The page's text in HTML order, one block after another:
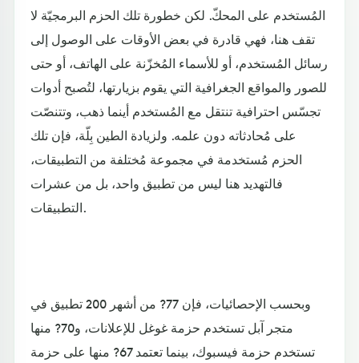
المُستخدم على المحكّ. لكن خطورة تلك الحزم البرمجيّة لا
تقف هنا، فهي قادرة في بعض الأوقات على الوصول إلى
رسائل المُستخدم، أو للأسماء المُخزّنة على الهاتف، أو حتى
للصور والمواقع الجغرافية التي يقوم بزيارتها، لتُصبح أدوات
تجسّس احترافية تنتقل مع المُستخدم أينما ذهب، وتتنصّت
على مُحادثاته دون علمه. ولزيادة الطين بِلّة، فإن تلك
الحزم مُستخدمة في مجموعة مُختلفة من التطبيقات،
فالتهديد هنا ليس من تطبيق واحد، بل من عشرات
التطبيقات.
وبحسب الإحصائيات، فإن 77? من أشهر 200 تطبيق في
متجر آبل تستخدم حزمة غوغل للإعلانات، و70? منها
تستخدم حزمة فيسبوك، بينما تعتمد 67? منها على حزمة